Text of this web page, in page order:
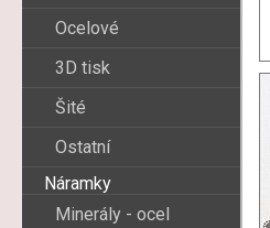
Ocelové
3D tisk
Šité
Ostatní
Náramky
Minerály - ocel